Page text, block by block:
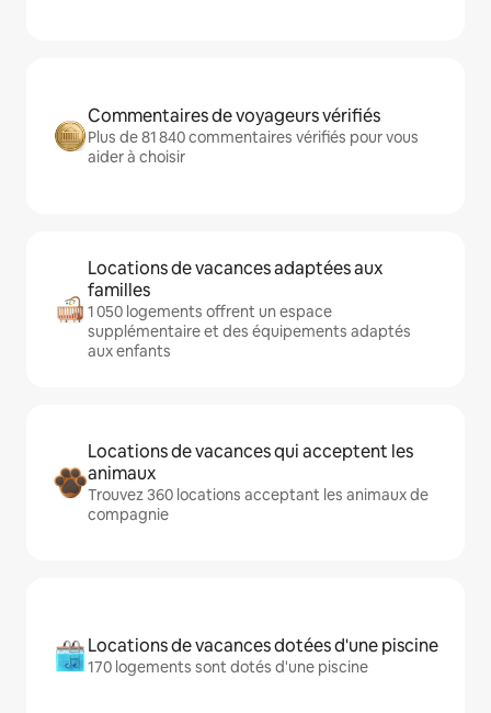
Commentaires de voyageurs vérifiés
Plus de 81 840 commentaires vérifiés pour vous
aider à choisir
Locations de vacances adaptées aux
familles
1 050 logements offrent un espace
supplémentaire et des équipements adaptés
aux enfants
Locations de vacances qui acceptent les
animaux
Trouvez 360 locations acceptant les animaux de
compagnie
Locations de vacances dotées d'une piscine
170 logements sont dotés d'une piscine